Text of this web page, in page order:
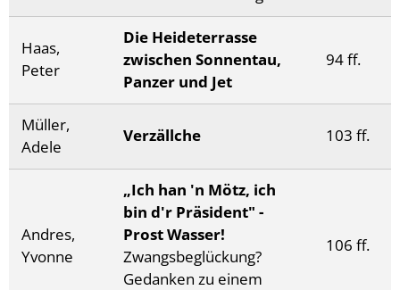
Haas,
Peter
Die Heideterrasse
zwischen Sonnentau,
Panzer und Jet
94 ff.
Müller,
Adele
Verzällche 103 ff.
Andres,
Yvonne
„Ich han 'n Mötz, ich
bin d'r Präsident" -
Prost Wasser!
Zwangsbeglückung?
Gedanken zu einem
106 ff.